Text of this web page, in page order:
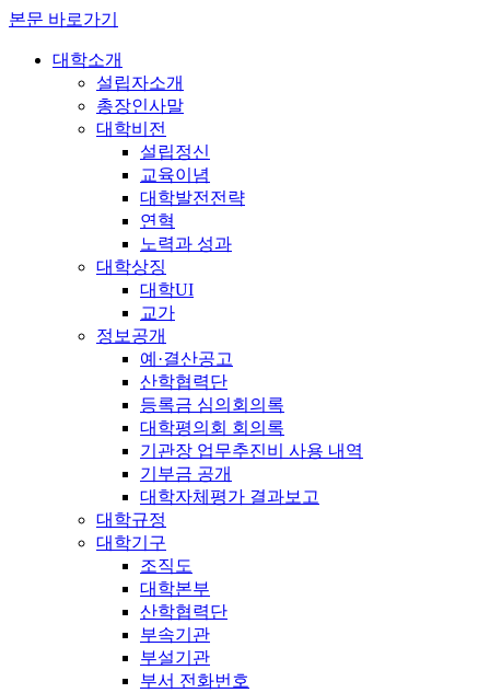
본문 바로가기
대학소개
설립자소개
총장인사말
대학비전
설립정신
교육이념
대학발전전략
연혁
노력과 성과
대학상징
대학UI
교가
정보공개
예·결산공고
산학협력단
등록금 심의회의록
대학평의회 회의록
기관장 업무추진비 사용 내역
기부금 공개
대학자체평가 결과보고
대학규정
대학기구
조직도
대학본부
산학협력단
부속기관
부설기관
부서 전화번호